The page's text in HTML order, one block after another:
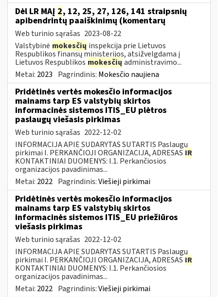
Dėl LR MAĮ 2, 12, 25, 27, 126, 141 straipsnių
apibendrintų paaiškinimų (komentarų
Web turinio sąrašas 2023-08-22
Valstybinė mokesčių inspekcija prie Lietuvos
Respublikos finansų ministerijos, atsižvelgdama į
Lietuvos Respublikos mokesčių administravimo...
Metai: 2023 Pagrindinis: Mokesčio naujiena
Pridėtinės vertės mokesčio informacijos
mainams tarp ES valstybių skirtos
informacinės sistemos ITIS_EU plėtros
paslaugų viešasis pirkimas
Web turinio sąrašas 2022-12-02
INFORMACIJA APIE SUDARYTAS SUTARTIS Paslaugų
pirkimai I. PERKANČIOJI ORGANIZACIJA, ADRESAS IR
KONTAKTINIAI DUOMENYS: I.1. Perkančiosios
organizacijos pavadinimas...
Metai: 2022 Pagrindinis:Viešieji pirkimai
Pridėtinės vertės mokesčio informacijos
mainams tarp ES valstybių skirtos
informacinės sistemos ITIS_EU priežiūros
viešasis pirkimas
Web turinio sąrašas 2022-12-02
INFORMACIJA APIE SUDARYTAS SUTARTIS Paslaugų
pirkimai I. PERKANČIOJI ORGANIZACIJA, ADRESAS IR
KONTAKTINIAI DUOMENYS: I.1. Perkančiosios
organizacijos pavadinimas...
Metai: 2022 Pagrindinis:Viešieji pirkimai